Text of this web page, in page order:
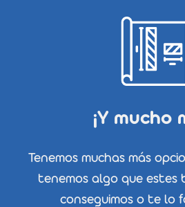
¡Y mucho
Tenemos muchas más
tenemos algo que estes
conseguimos o te lo